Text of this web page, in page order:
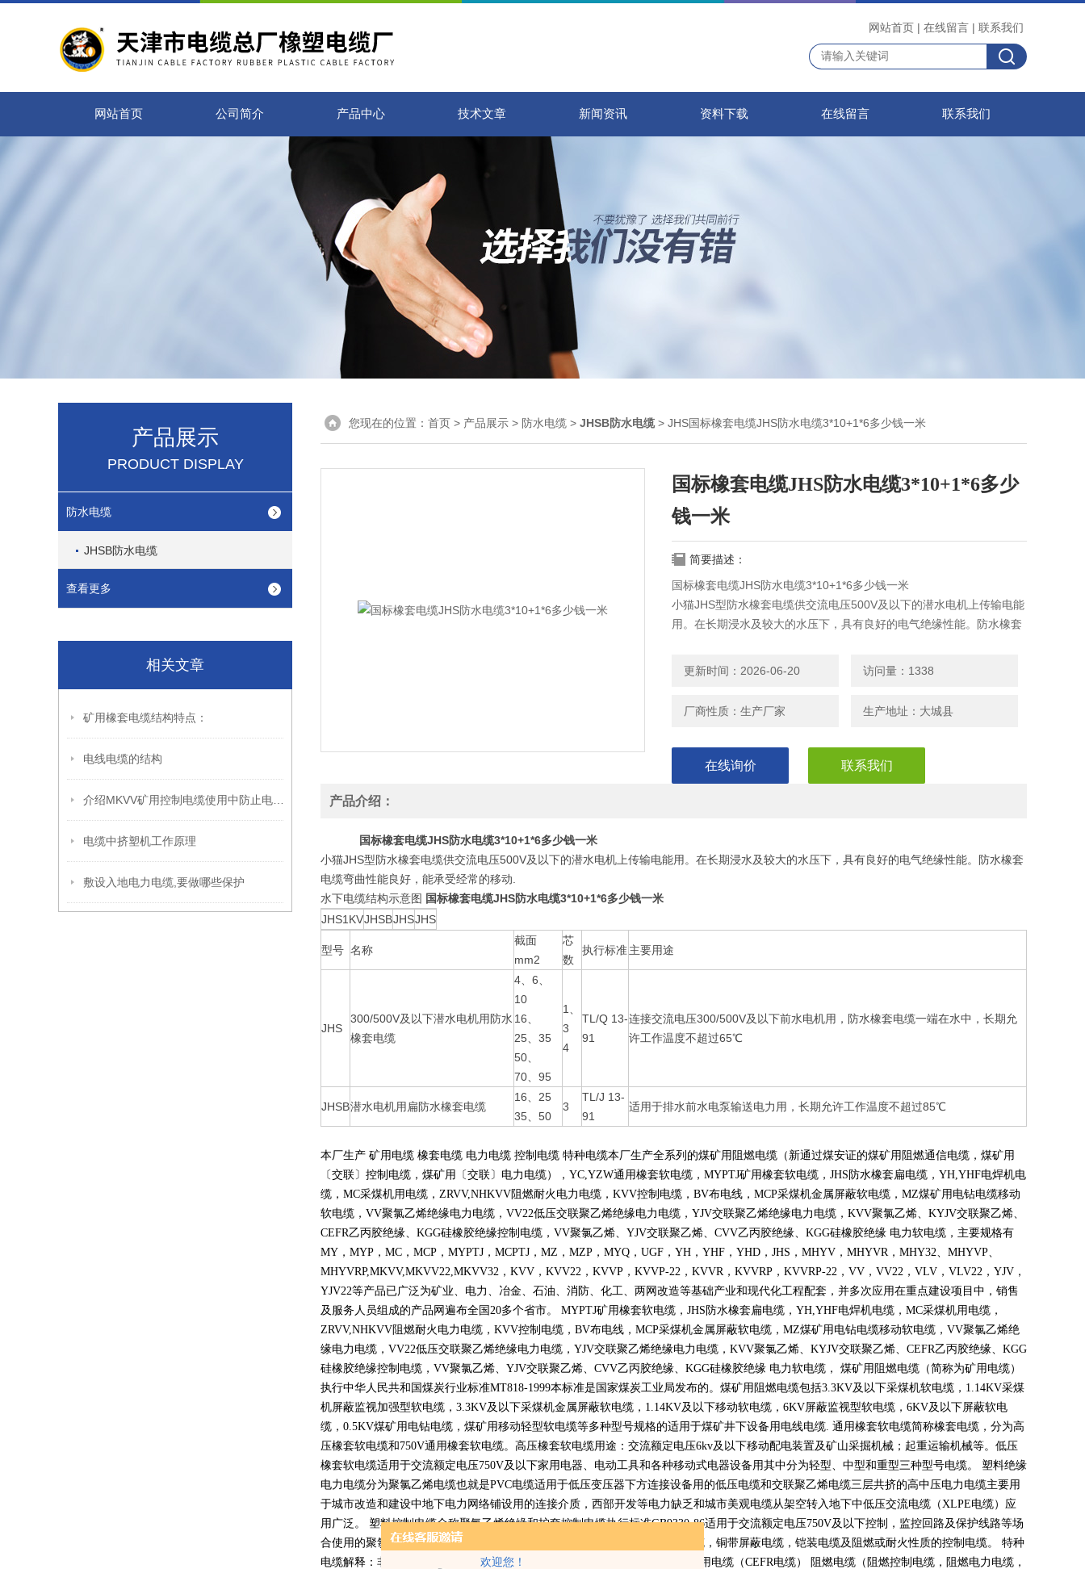
欢迎您！
网站首页 | 在线留言 | 联系我们
网站首页 公司简介 产品中心 技术文章 新闻资讯 资料下载 在线留言 联系我们
产品展示
PRODUCT DISPLAY
防水电缆
JHSB防水电缆
查看更多
相关文章
矿用橡套电缆结构特点：
电线电缆的结构
电缆中挤塑机工作原理
敷设入地电力电缆,要做哪些保护
您现在的位置： 首页 > 产品展示 > 防水电缆 > JHSB防水电缆> JHS国标橡套电缆JHS防水电缆3*10+1*6多少钱一米
国标橡套电缆JHS防水电缆3*10+1*6多少
钱一米
简要描述：
国标橡套电缆JHS防水电缆3*10+1*6多少钱一米
小猫JHS型防水橡套电缆供交流电压500V及以下的潜水电机上传输电能
用。在长期浸水及较大的水压下，具有良好的电气绝缘性能。防水橡套
更新时间：2026-06-20 访问量：1338
厂商性质：生产厂家 生产地址：大城县
在线询价 联系我们
产品介绍：
国标橡套电缆JHS防水电缆3*10+1*6多少钱一米
小猫JHS型防水橡套电缆供交流电压500V及以下的潜水电机上传输电能用。在长期浸水及较大的水压下，具有良好的电气绝缘性能。防水橡套
电缆弯曲性能良好，能承受经常的移动.
水下电缆结构示意图 国标橡套电缆JHS防水电缆3*10+1*6多少钱一米
JHS1KVJHSBJHSJHS
型号 名称
截面
mm2
芯
数
执行标准主要用途
JHS
300/500V及以下潜水电机用防水
橡套电缆
4、6、
10
16、
25、35
50、
70、95
1、
3
4
TL/Q 13-
91
连接交流电压300/500V及以下前水电机用，防水橡套电缆一端在水中，长期允
许工作温度不超过65℃
JHSB潜水电机用扁防水橡套电缆
16、25
35、50
3
TL/J 13-
91
适用于排水前水电泵输送电力用，长期允许工作温度不超过85℃
本厂生产 矿用电缆 橡套电缆 电力电缆 控制电缆 特种电缆本厂生产全系列的煤矿用阻燃电缆（新通过煤安证的煤矿用阻燃通信电缆，煤矿用
〔交联〕控制电缆，煤矿用〔交联〕电力电缆）， YC,YZW通用橡套软电缆， MYPTJ矿用橡套软电缆， JHS 防水橡套扁电缆， YH,YHF电焊机电
缆， MC采煤机用电缆， ZRVV,NHKVV阻燃耐火电力电缆， KVV控制电缆， BV布电线， MCP采煤机金属屏蔽软电缆， MZ煤矿用电钻电缆移动
软电缆， VV聚氯乙烯绝缘电力电缆， VV22低压交联聚乙烯绝缘电力电缆， YJV交联聚乙烯绝缘电力电缆， KVV聚氯乙烯、 KYJV交联聚乙烯、
CEFR乙丙胶绝缘、 KGG硅橡胶绝缘控制电缆， VV聚氯乙烯、 YJV交联聚乙烯、 CVV乙丙胶绝缘、 KGG硅橡胶绝缘 电力软电缆，主要规格有
MY ， MYP ， MC ， MCP ， MYPTJ ， MCPTJ ， MZ ， MZP ， MYQ ， UGF ， YH ， YHF ， YHD ， JHS ， MHYV ， MHYVR， MHY32、 MHYVP、
MHYVRP,MKVV,MKVV22,MKVV32 ， KVV ， KVV22 ， KVVP ， KVVP-22 ， KVVR， KVVRP ， KVVRP-22 ， VV ， VV22 ， VLV ， VLV22 ， YJV ，
YJV22等产品已广泛为矿业、电力、冶金、石油、消防、化工、两网改造等基础产业和现代化工程配套，并多次应用在重点建设项目中，销售
及服务人员组成的产品网遍布全国 20多个省市。 MYPTJ矿用橡套软电缆， JHS 防水橡套扁电缆， YH,YHF电焊机电缆， MC采煤机用电缆，
ZRVV,NHKVV阻燃耐火电力电缆， KVV控制电缆， BV布电线， MCP采煤机金属屏蔽软电缆， MZ煤矿用电钻电缆移动软电缆， VV聚氯乙烯绝
缘电力电缆， VV22低压交联聚乙烯绝缘电力电缆， YJV交联聚乙烯绝缘电力电缆， KVV聚氯乙烯、 KYJV交联聚乙烯、 CEFR乙丙胶绝缘、 KGG
硅橡胶绝缘控制电缆， VV聚氯乙烯、 YJV交联聚乙烯、 CVV乙丙胶绝缘、 KGG硅橡胶绝缘 电力软电缆， 煤矿用阻燃电缆（简称为矿用电缆）
执行中华人民共和国煤炭行业标准MT818-1999本标准是国家煤炭工业局发布的。煤矿用阻燃电缆包括3.3KV及以下采煤机软电缆， 1.14KV采煤
机屏蔽监视加强型软电缆， 3.3KV及以下采煤机金属屏蔽软电缆， 1.14KV及以下移动软电缆， 6KV屏蔽监视型软电缆， 6KV及以下屏蔽软电
缆， 0.5KV煤矿用电钻电缆，煤矿用移动轻型软电缆等多种型号规格的适用于煤矿井下设备用电线电缆. 通用橡套软电缆简称橡套电缆，分为高
压橡套软电缆和 750V通用橡套软电缆。高压橡套软电缆用途：交流额定电压6kv及以下移动配电装置及矿山采掘机械；起重运输机械等。低压
橡套软电缆适用于交流额定电压750V及以下家用电器、电动工具和各种移动式电器设备用其中分为轻型、中型和重型三种型号电缆。 塑料绝缘
电力电缆分为聚氯乙烯电缆也就是PVC电缆适用于低压变压器下方连接设备用的低压电缆和交联聚乙烯电缆三层共挤的高中压电力电缆主要用
于城市改造和建设中地下电力网络铺设用的连接介质，西部开发等电力缺乏和城市美观电缆从架空转入地下中低压交流电缆（XLPE电缆）应
用广泛。 塑料控制电缆全称聚氯乙烯绝缘和护套控制电缆执行标准GB9330-86适用于交流额定电压750V及以下控制，监控回路及保护线路等场
合使用的聚氯乙烯绝缘和护套的电缆工作温度为
摄氏度它分为铜丝屏蔽电缆，铜带屏蔽电缆，铠装电缆及阻燃或耐火性质的控制电缆。 特种
电缆解释：非标电缆，特种需要的电线电缆产品 非国标电缆（布标电缆） 船用电缆（CEFR电缆） 阻燃电缆（阻燃控制电缆，阻燃电力电缆，